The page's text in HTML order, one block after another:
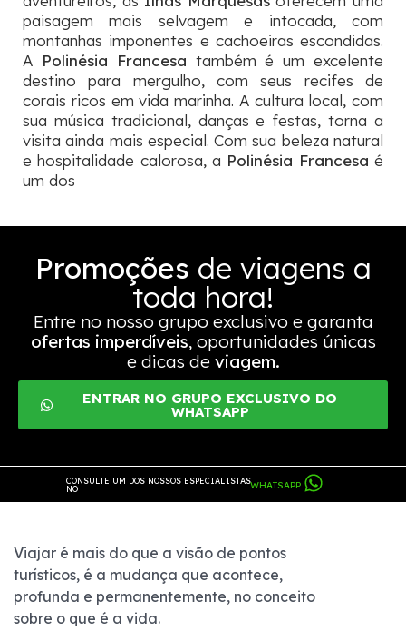
paisagem mais selvagem e intocada, com
montanhas imponentes e cachoeiras escondidas.
A Polinésia Francesa também é um excelente
destino para mergulho, com seus recifes de
corais ricos em vida marinha. A cultura local, com
sua música tradicional, danças e festas, torna a
visita ainda mais especial. Com sua beleza natural
e hospitalidade calorosa, a Polinésia Francesa é
um dos
Promoções de viagens a
toda hora!
Entre no nosso grupo exclusivo e garanta
ofertas imperdíveis, oportunidades únicas
e dicas de viagem.
ENTRAR NO GRUPO EXCLUSIVO DO
WHATSAPP
CONSULTE UM DOS NOSSOS ESPECIALISTAS
NO
WHATSAPP
Viajar é mais do que a visão de pontos
turísticos, é a mudança que acontece,
profunda e permanentemente, no conceito
sobre o que é a vida.